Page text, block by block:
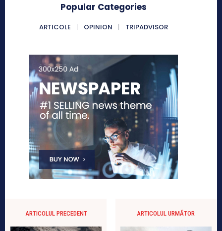
Popular Categories
ARTICOLE OPINION TRIPADVISOR
ARTICOLUL PRECEDENT ARTICOLUL URMĂTOR